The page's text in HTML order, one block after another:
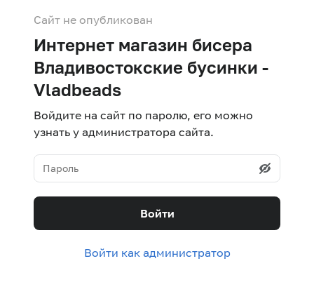
Сайт не опубликован
Интернет магазин бисера
Владивостокские бусинки -
Vladbeads
Войдите на сайт по паролю, его можно
узнать у администратора сайта.
Войти
Войти как администратор